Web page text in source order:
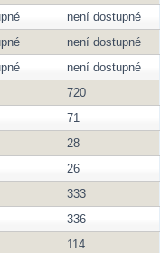
není dostupné
není dostupné
není dostupné
720
71
28
26
333
336
114